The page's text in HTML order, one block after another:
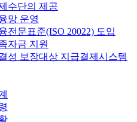
수단의 제공
망 운영
전문표준(ISO 20022) 도입
자금 지원
성 보장대상 지급결제시스템